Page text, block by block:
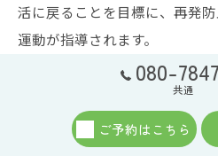
活に戻ることを目標に、再発
運動が指導されます。
各段階での進め方や注意点は
のが特徴です。焦らず自分の
080-
共通
ご予約はこちら